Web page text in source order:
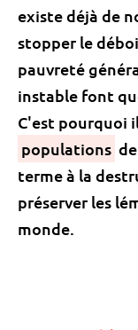
existe déjà de
stopper le
pauvreté
instable font
C'est pourquoi
populations
terme à la
préserver les
monde.